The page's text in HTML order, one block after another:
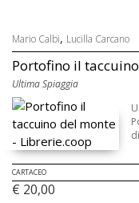
Mario Calbi, Lucilla Carcano
Portofino il
Ultima Spiaggia
CARTACEO
€ 20,00